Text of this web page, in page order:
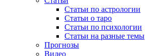
Статьи по астрологии
Статьи о таро
Статьи по психологии
Статьи на разные темы
Прогнозы
Видео